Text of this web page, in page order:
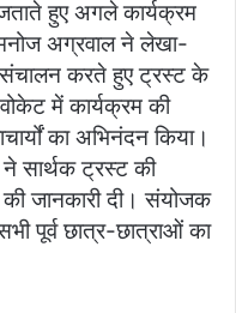
हुए अगले कार्यक्रम
अग्रवाल ने लेखा-
संचालन करते हुए ट्रस्ट के
में कार्यक्रम की
का अभिनंदन किया।
सार्थक ट्रस्ट की
जानकारी दी। संयोजक
पूर्व छात्र-छात्राओं का